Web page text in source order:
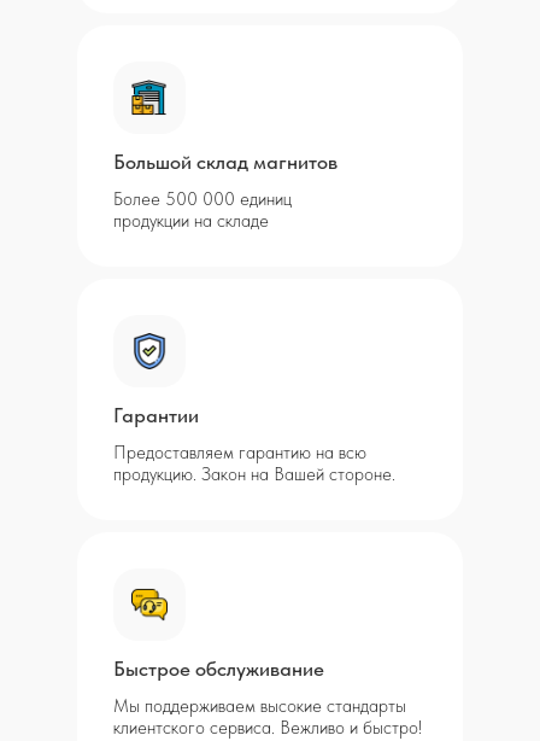
Большой склад магнитов
Более 500 000 единиц
продукции на складе
Гарантии
Предоставляем гарантию на всю
продукцию. Закон на Вашей стороне.
Быстрое обслуживание
Мы поддерживаем высокие стандарты
клиентского сервиса. Вежливо и быстро!